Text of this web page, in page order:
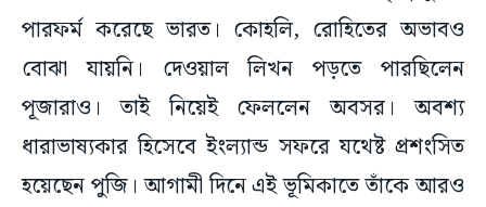
পারফর্ম করেছে ভারত। কোহলি, রোহিতের অভাবও
বোঝা যায়নি। দেওয়াল লিখন পড়তে পারছিলেন
পূজারাও। তাই নিয়েই ফেললেন অবসর। অবশ্য
ধারাভাষ্যকার হিসেবে ইংল্যান্ড সফরে যথেষ্ট প্রশংসিত
হয়েছেন পুজি। আগামী দিনে এই ভূমিকাতে তাঁকে আরও